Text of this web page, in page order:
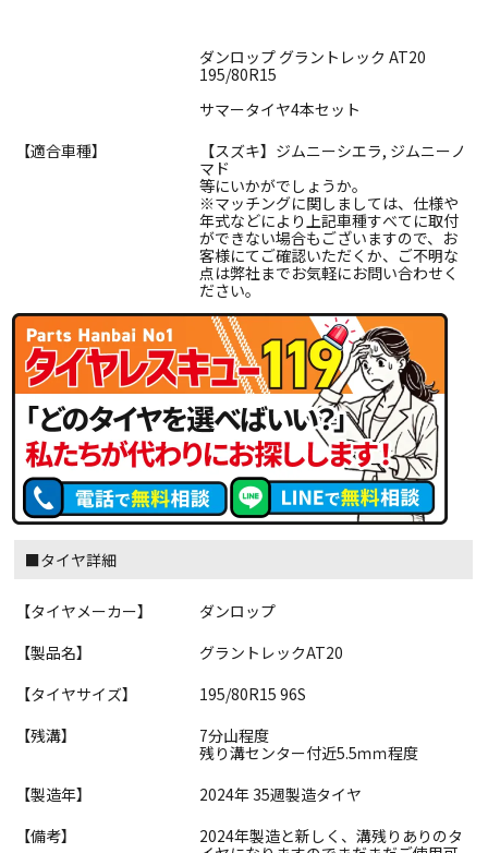
ダンロップ グラントレック AT20
195/80R15
サマータイヤ4本セット
【適合車種】
【スズキ】ジムニーシエラ, ジムニーノ
マド
等にいかがでしょうか。
※マッチングに関しましては、仕様や
年式などにより上記車種すべてに取付
ができない場合もございますので、お
客様にてご確認いただくか、ご不明な
点は弊社までお気軽にお問い合わせく
ださい。
■タイヤ詳細
【タイヤメーカー】
ダンロップ
【製品名】
グラントレックAT20
【タイヤサイズ】
195/80R15 96S
【残溝】
7分山程度
残り溝センター付近5.5ｍｍ程度
【製造年】
2024年 35週製造タイヤ
【備考】
2024年製造と新しく、溝残りありのタ